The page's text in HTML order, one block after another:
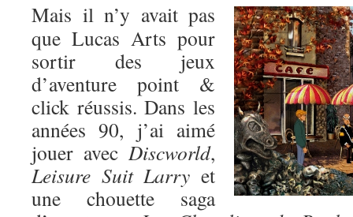
Mais il n’y avait pas
que Lucas Arts pour
sortir des jeux
d’aventure point &
click réussis. Dans les
années 90, j’ai aimé
jouer avec Discworld,
Leisure Suit Larry et
une chouette saga